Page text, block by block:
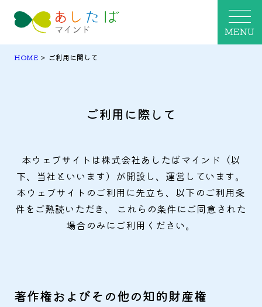
MENU
HOME > ご利用に関して
ご利用に際して
本ウェブサイトは株式会社あしたばマインド（以
下、当社といいます）が開設し、運営しています。
本ウェブサイトのご利用に先立ち、以下のご利用条
件をご熟読いただき、
これらの条件にご同意された
場合のみにご利用ください。
著作権およびその他の知的財産権